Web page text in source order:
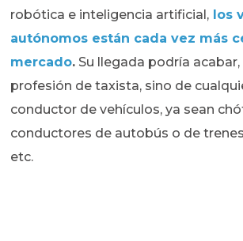
robótica e inteligencia artificial, los
autónomos están cada vez más
mercado. Su llegada podría
profesión de taxista, sino de
conductor de vehículos, ya sean
conductores de autobús o de
etc.